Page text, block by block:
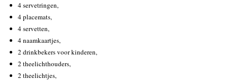
4 servetringen,
4 placemats,
4 servetten,
4 naamkaartjes,
2 drinkbekers voor kinderen,
2 theelichthouders,
2 theelichtjes,